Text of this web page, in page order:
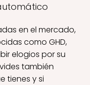
en el mercado,
como GHD,
elogios por su
también
tienes y si